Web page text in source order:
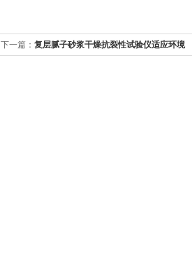
下一篇： 复层腻子砂浆干燥抗裂性试验仪适应环境